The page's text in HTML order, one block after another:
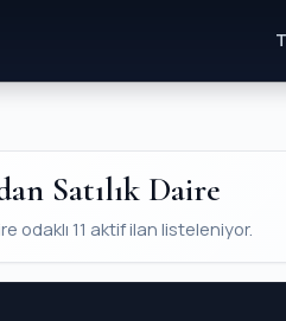
Satılık Daire
odaklı 11 aktif ilan listeleniyor.